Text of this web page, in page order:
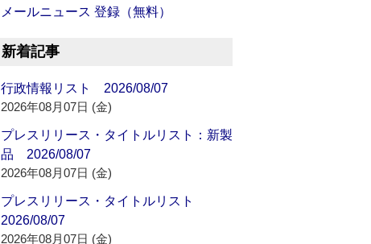
メールニュース 登録（無料）
新着記事
行政情報リスト 2026/08/07
2026年08月07日 (金)
プレスリリース・タイトルリスト：新製
品 2026/08/07
2026年08月07日 (金)
プレスリリース・タイトルリスト
2026/08/07
2026年08月07日 (金)